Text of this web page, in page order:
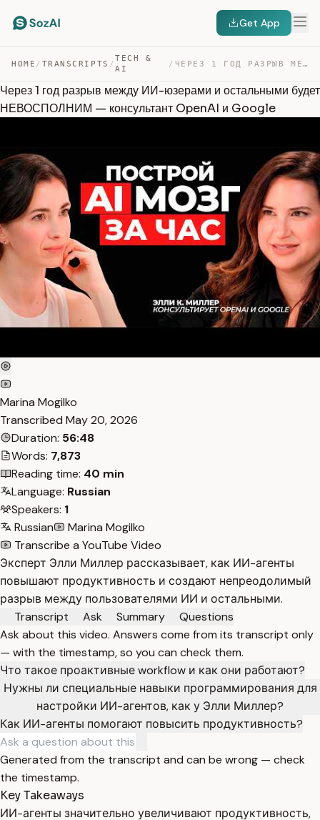
Get App
HOME / TRANSCRIPTS /
TECH &
AI
/ ЧЕРЕЗ 1 ГОД РАЗРЫВ МЕЖДУ ИИ-ЮЗЕРАМИ И ОСТАЛЬНЫМИ БУДЕТ … — TRANSCRIPT
Через 1 год разрыв между ИИ-юзерами и остальными будет
НЕВОСПОЛНИМ — консультант OpenAI и Google
Marina Mogilko
Transcribed May 20, 2026
Duration: 56:48
Words: 7,873
Reading time: 40 min
Language: Russian
Speakers: 1
Russian
Marina Mogilko
Transcribe a YouTube Video
Эксперт Элли Миллер рассказывает, как ИИ-агенты
повышают продуктивность и создают непреодолимый
разрыв между пользователями ИИ и остальными.
Transcript
Ask Summary
Questions
Ask about this video. Answers come from its transcript only
— with the timestamp, so you can check them.
Что такое проактивные workflow и как они работают?
Нужны ли специальные навыки программирования для
настройки ИИ-агентов, как у Элли Миллер?
Как ИИ-агенты помогают повысить продуктивность?
Generated from the transcript and can be wrong — check
the timestamp.
Key Takeaways
ИИ-агенты значительно увеличивают продуктивность,